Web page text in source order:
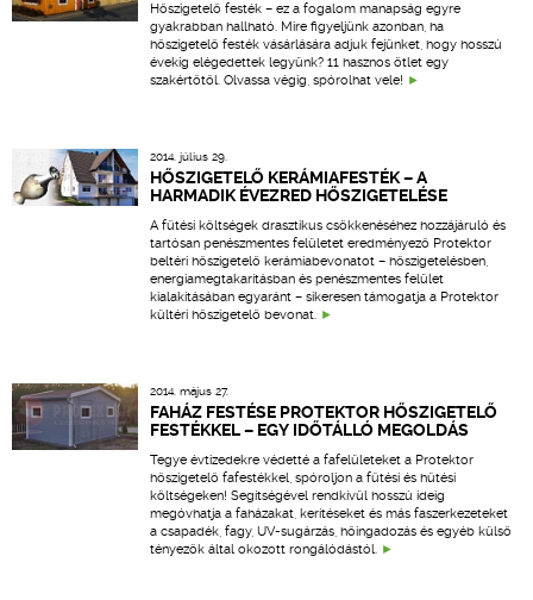
Hőszigetelő festék – ez a fogalom manapság egyre
gyakrabban hallható. Mire figyeljünk azonban, ha
hőszigetelő festék vásárlására adjuk fejünket, hogy hosszú
évekig elégedettek legyünk? 11 hasznos ötlet egy
szakértőtől. Olvassa végig, spórolhat vele!
2014. július 29.
HŐSZIGETELŐ KERÁMIAFESTÉK – A
HARMADIK ÉVEZRED HŐSZIGETELÉSE
A fűtési költségek drasztikus csökkenéséhez hozzájáruló és
tartósan penészmentes felületet eredményező Protektor
beltéri hőszigetelő kerámiabevonatot – hőszigetelésben,
energiamegtakarításban és penészmentes felület
kialakításában egyaránt – sikeresen támogatja a Protektor
kültéri hőszigetelő bevonat.
2014. május 27.
FAHÁZ FESTÉSE PROTEKTOR HŐSZIGETELŐ
FESTÉKKEL – EGY IDŐTÁLLÓ MEGOLDÁS
Tegye évtizedekre védetté a fafelületeket a Protektor
hőszigetelő fafestékkel, spóroljon a fűtési és hűtési
költségeken! Segítségével rendkívül hosszú ideig
megóvhatja a faházakat, kerítéseket és más faszerkezeteket
a csapadék, fagy, UV-sugárzás, hőingadozás és egyéb külső
tényezők által okozott rongálódástól.